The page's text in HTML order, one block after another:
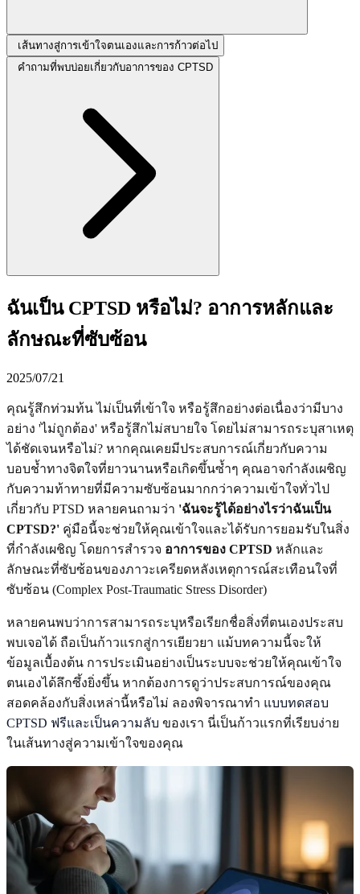
เส้นทางสู่การเข้าใจตนเองและการก้าวต่อไป
คำถามที่พบบ่อยเกี่ยวกับอาการของ CPTSD
ฉันเป็น CPTSD หรือไม่? อาการหลักและ
ลักษณะที่ซับซ้อน
2025/07/21
คุณรู้สึกท่วมท้น ไม่เป็นที่เข้าใจ หรือรู้สึกอย่างต่อเนื่องว่ามีบาง
อย่าง 'ไม่ถูกต้อง' หรือรู้สึกไม่สบายใจ โดยไม่สามารถระบุสาเหตุ
ได้ชัดเจนหรือไม่? หากคุณเคยมีประสบการณ์เกี่ยวกับความ
บอบช้ำทางจิตใจที่ยาวนานหรือเกิดขึ้นซ้ำๆ คุณอาจกำลังเผชิญ
กับความท้าทายที่มีความซับซ้อนมากกว่าความเข้าใจทั่วไป
เกี่ยวกับ PTSD หลายคนถามว่า 'ฉันจะรู้ได้อย่างไรว่าฉันเป็น
CPTSD?' คู่มือนี้จะช่วยให้คุณเข้าใจและได้รับการยอมรับในสิ่ง
ที่กำลังเผชิญ โดยการสำรวจ อาการของ CPTSD หลักและ
ลักษณะที่ซับซ้อนของภาวะเครียดหลังเหตุการณ์สะเทือนใจที่
ซับซ้อน (Complex Post-Traumatic Stress Disorder)
หลายคนพบว่าการสามารถระบุหรือเรียกชื่อสิ่งที่ตนเองประสบ
พบเจอได้ ถือเป็นก้าวแรกสู่การเยียวยา แม้บทความนี้จะให้
ข้อมูลเบื้องต้น การประเมินอย่างเป็นระบบจะช่วยให้คุณเข้าใจ
ตนเองได้ลึกซึ้งยิ่งขึ้น หากต้องการดูว่าประสบการณ์ของคุณ
สอดคล้องกับสิ่งเหล่านี้หรือไม่ ลองพิจารณาทำ แบบทดสอบ
CPTSD ฟรีและเป็นความลับ ของเรา นี่เป็นก้าวแรกที่เรียบง่าย
ในเส้นทางสู่ความเข้าใจของคุณ